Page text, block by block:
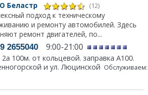
Беластр (12)
подход к техническому
и ремонту автомобилей. Здесь
ремонт двигателей, по...
2655040 9:00-21:00
2а 100м. от кольцевой. заправка А100.
и ул. Люцинской Обслуживаем: